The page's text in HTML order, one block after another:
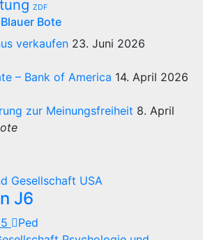
ZDF
Bote
verkaufen 23. Juni 2026
– Bank of America 14. April 2026
zur Meinungsfreiheit 8. April
Gesellschaft USA
J6
Ped